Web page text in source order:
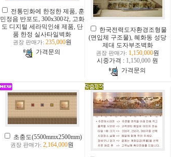
전통민화에 한정한 제품, 훈
민정음 반포도, 300x300각, 고화
도 디지털 세라믹인쇄 제품, 단
품 한정 실사타일벽화
권장 판매가: 235,000원
가격문의
한국전력도자환경조형물
(면입체 구조물), 혜화동 성당
제대 도자부조벽화
권장 판매가: 1,150,000원
시중가격 : 1,150,000 원
가격문의
초충도(5500mmx2500mm)
권장 판매가:2,164,000원